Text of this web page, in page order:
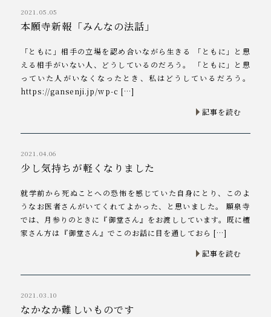
2021.05.05
本願寺新報「みんなの法話」
「ともに」相手の立場を認め合いながら生きる 「ともに」と思
える相手がいない人、どうしているのだろう。 「ともに」と思
っていた人がいなくなったとき、私はどうしているだろう。
https://gansenji.jp/wp-c […]
記事を読む
2021.04.06
少し気持ちが軽くなりました
就学前から死ぬことへの恐怖を感じていた自身にとり、このよ
うなお医者さんがいてくれてよかった、と思いました。 願泉寺
では、月参りのときに『御堂さん』をお渡ししています。既に檀
家さん方は『御堂さん』でこのお話に目を通しておら […]
記事を読む
2021.03.10
なかなか難しいものです